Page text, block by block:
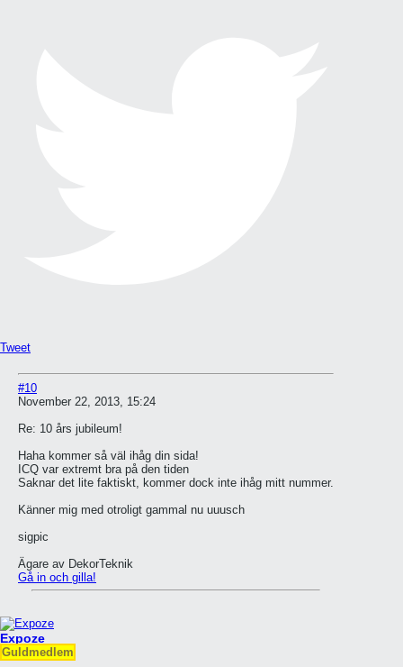
Tweet
#10
November 22, 2013, 15:24
Re: 10 års jubileum!
Haha kommer så väl ihåg din sida!
ICQ var extremt bra på den tiden
Saknar det lite faktiskt, kommer dock inte ihåg mitt nummer.
Känner mig med otroligt gammal nu uuusch
sigpic
Ägare av DekorTeknik
Gå in och gilla!
Expoze
Guldmedlem